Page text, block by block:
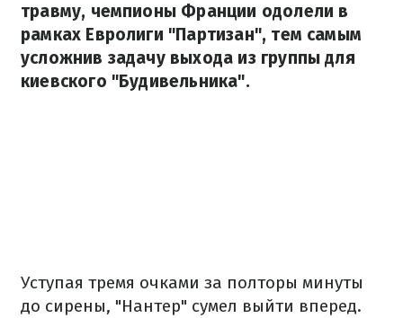
травму, чемпионы Франции одолели в
рамках Евролиги "Партизан", тем самым
усложнив задачу выхода из группы для
киевского "Будивельника".
Уступая тремя очками за полторы минуты
до сирены, "Нантер" сумел выйти вперед.